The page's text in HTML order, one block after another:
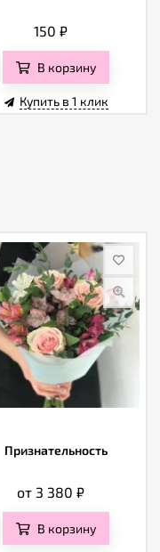
150₽
В корзину
Купить в 1 клик
Признательность
от 3 380₽
В корзину